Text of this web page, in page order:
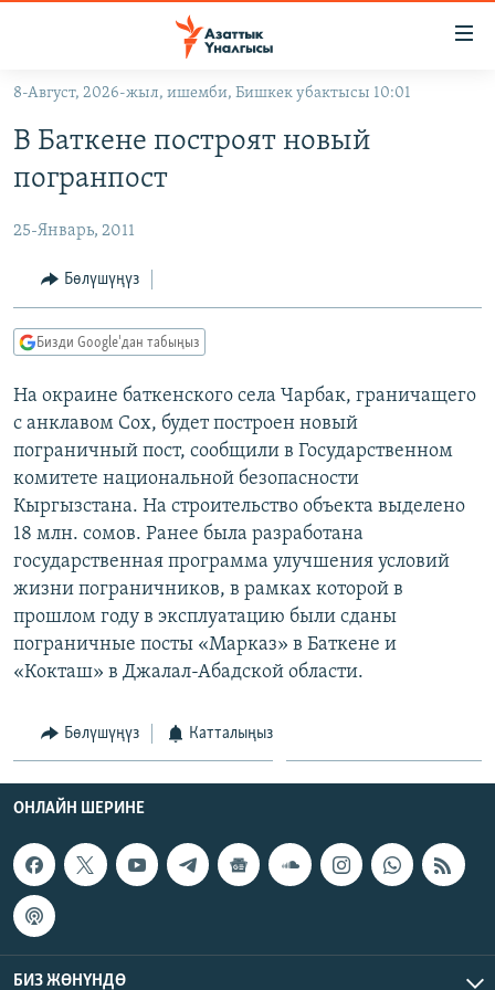
Навигацияга
өтүңүз
салыңызКЫРГЫЗСТАН
САЯСАТ
ЭКОНОМИКА
ДҮЙНӨ
ДҮЙНӨ
БОРБОР АЗИЯ
УКРАИНА
АТАЙЫН ИЛИКТӨӨ
БҮГҮН АЗАТТЫКТА
ЭКСПЕРТТЕР ТАЛДАЙТ
БИЗ ЖАНА ДҮЙНӨ
ДАНИСТЕ
ЭЖЕ-СИҢДИЛЕР
АЗАТТЫК+
ЫҢГАЙСЫЗ СУРООЛОР
ПОДКАСТ
ӨЗГӨЧӨ ПИКИР
Русский
ОНЛАЙН ШЕРИНЕ
ЭЕ/АРнун бардык сайттары
8-Август, 2026-жыл, ишемби, Бишкек убактысы 10:01
В Баткене построят новый
погранпост
25-Январь, 2011
Бөлүшүңүз
Бизди Google'дан табыңыз
На окраине баткенского села Чарбак, граничащего
с анклавом Сох, будет построен новый
пограничный пост, сообщили в Государственном
комитете национальной безопасности
Кыргызстана. На строительство объекта выделено
18 млн. сомов. Ранее была разработана
государственная программа улучшения условий
жизни пограничников, в рамках которой в
прошлом году в эксплуатацию были сданы
пограничные посты «Марказ» в Баткене и
«Кокташ» в Джалал-Абадской области.
Бөлүшүңүз Катталыңыз
ОНЛАЙН ШЕРИНЕ
БИЗ ЖӨНҮНДӨ